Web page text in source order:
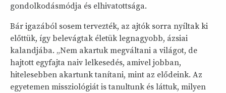
gondolkodásmódja és elhivatottsága.
Bár igazából sosem tervezték, az ajtók sorra nyíltak ki
előttük, így belevágtak életük legnagyobb, ázsiai
kalandjába. „Nem akartuk megváltani a világot, de
hajtott egyfajta naiv lelkesedés, amivel jobban,
hitelesebben akartunk tanítani, mint az elődeink. Az
egyetemen missziológiát is tanultunk és láttuk, milyen